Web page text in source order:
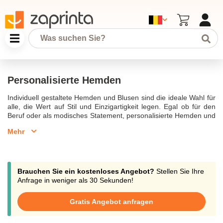
Personalisierte Hemden
Individuell gestaltete Hemden und Blusen sind die ideale Wahl für
alle, die Wert auf Stil und Einzigartigkeit legen. Egal ob für den
Beruf oder als modisches Statement, personalisierte Hemden und
einen individuellen Look zu kreieren. Bestickte oder bedruckte
Seriosität.Die Möglichkeit, Hemden oder Blusen individuell zu
gestalten, macht sie zu einem beliebten Geschenk für Männer, sei
es zum Geburtstag oder zu einem anderen besonderen Anlass.
Stoffauswahl, Farben und Schriftarten, die es ermöglichen, die
Kleidungsstücke nach eigenen Wünschen zu designen.
Personalisierte Kleidungsstücke sind ein Ausdruck von Stil und
Mehr
Brauchen Sie ein kostenloses Angebot? Stellen Sie Ihre
Anfrage in weniger als 30 Sekunden!
Gratis Angebot anfragen